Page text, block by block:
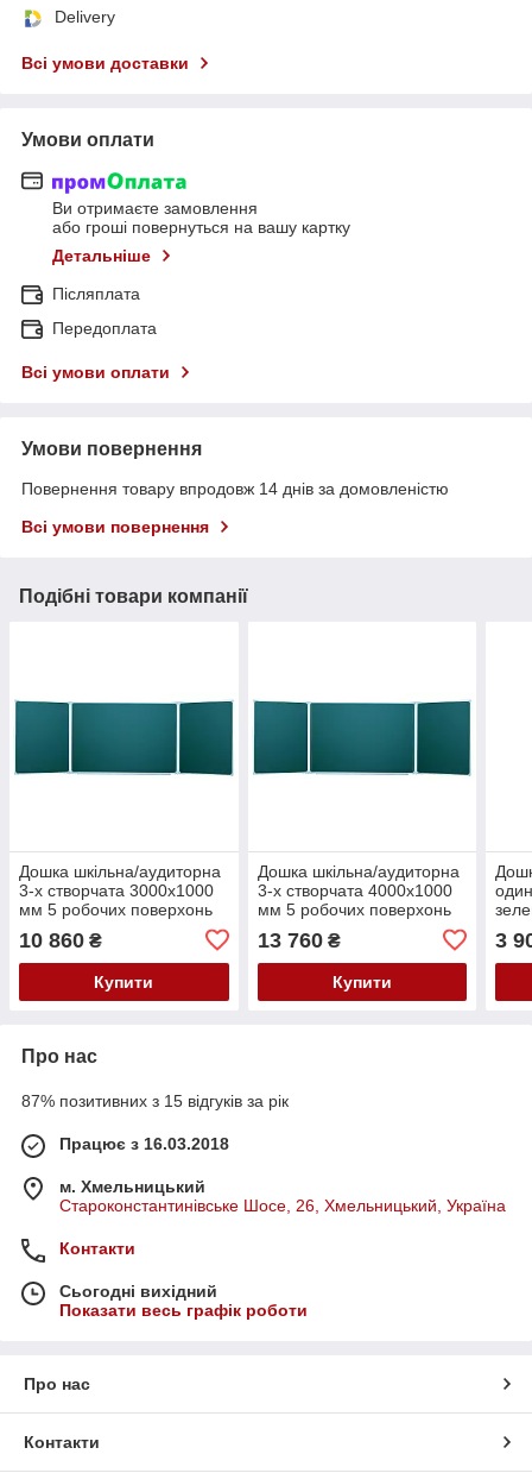
Delivery
Всі умови доставки
Умови оплати
Ви отримаєте замовлення
або гроші повернуться на вашу картку
Детальніше
Післяплата
Передоплата
Всі умови оплати
Умови повернення
Повернення товару впродовж 14 днів за домовленістю
Всі умови повернення
Подібні товари компанії
Дошка шкільна/аудиторна
3-х створчата 3000х1000
мм 5 робочих поверхонь
10 860 ₴
Купити
Дошка шкільна/аудиторна
3-х створчата 4000х1000
мм 5 робочих поверхонь
13 760₴
Купити
3
Про нас
87% позитивних з 15 відгуків за рік
Працює з 16.03.2018
м. Хмельницький
Староконстантинівське Шосе, 26, Хмельницький, Україна
Контакти
Сьогодні вихідний
Показати весь графік роботи
Про нас
Контакти